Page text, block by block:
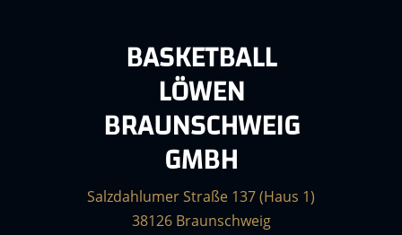
BASKETBALL
LÖWEN
BRAUNSCHWEIG
GMBH
Salzdahlumer Straße 137 (Haus 1)
38126 Braunschweig